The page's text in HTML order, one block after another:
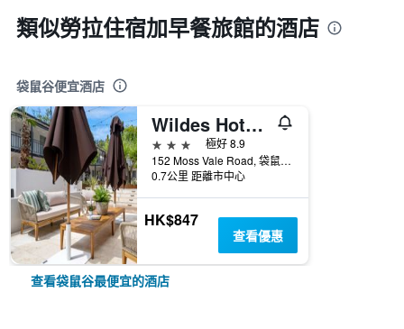
類似勞拉住宿加早餐旅館的酒店
袋鼠谷便宜酒店
Wildes Hotel Kangaroo Valley
3星級
極好 8.9
152 Moss Vale Road, 袋鼠谷, NSW, 澳洲
0.7公里 距離市中心
HK$847
查看優惠
查看袋鼠谷最便宜的酒店